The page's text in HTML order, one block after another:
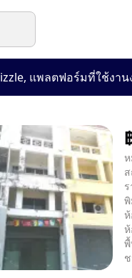
แพลตฟอร์มที่ใช้งานง่าย